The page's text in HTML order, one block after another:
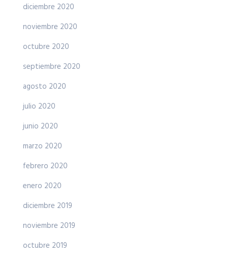
diciembre 2020
noviembre 2020
octubre 2020
septiembre 2020
agosto 2020
julio 2020
junio 2020
marzo 2020
febrero 2020
enero 2020
diciembre 2019
noviembre 2019
octubre 2019